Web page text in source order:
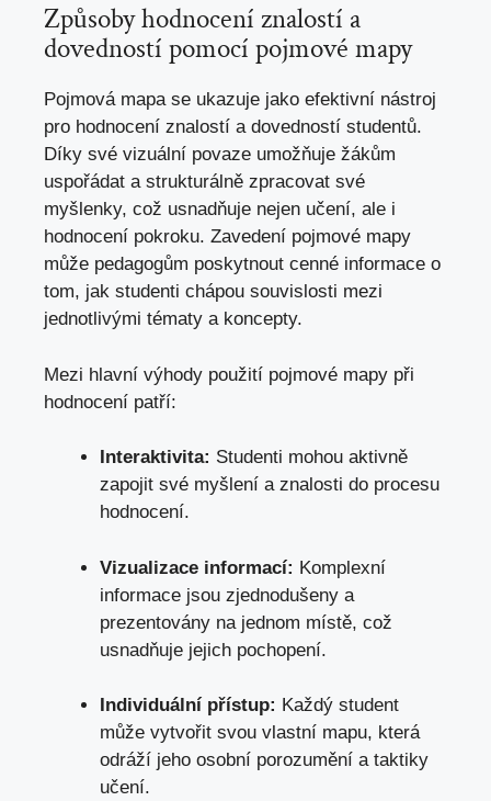
Způsoby hodnocení znalostí a
dovedností pomocí pojmové mapy
Pojmová mapa se ukazuje jako efektivní nástroj
pro hodnocení znalostí a dovedností studentů.
Díky své vizuální povaze umožňuje žákům
uspořádat a strukturálně zpracovat své
myšlenky, což usnadňuje nejen učení, ale i
hodnocení pokroku. Zavedení pojmové mapy
může pedagogům poskytnout cenné informace o
tom, jak studenti chápou souvislosti mezi
jednotlivými tématy a koncepty.
Mezi hlavní výhody použití pojmové mapy při
hodnocení patří:
Interaktivita: Studenti mohou aktivně
zapojit své myšlení a znalosti do procesu
hodnocení.
Vizualizace informací: Komplexní
informace jsou zjednodušeny a
prezentovány na jednom místě, což
usnadňuje jejich pochopení.
Individuální přístup: Každý student
může vytvořit svou vlastní mapu, která
odráží jeho osobní porozumění a taktiky
učení.